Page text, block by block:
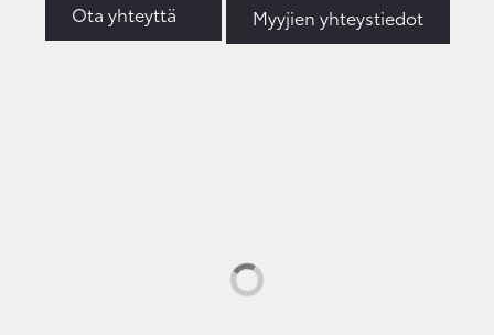
Ota yhteyttä Myyjien yhteystiedot